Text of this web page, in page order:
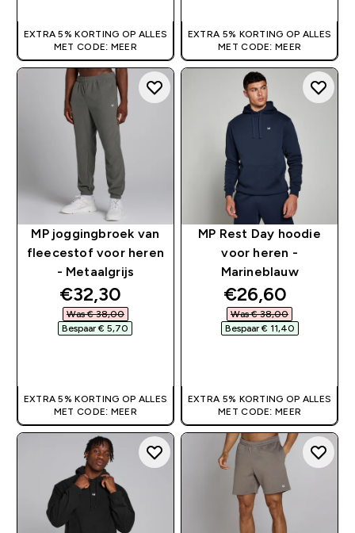
EXTRA 5% KORTING OP ALLES
MET CODE: MEER
EXTRA 5% KORTING OP ALLES
MET CODE: MEER
MP joggingbroek van
fleecestof voor heren
- Metaalgrijs
discounted price
€32,30‎
Was € 38,00‎
Bespaar € 5,70‎
EXTRA 5% KORTING OP ALLES
MET CODE: MEER
MP Rest Day hoodie
voor heren -
Marineblauw
discounted
€26,60‎
Was € 38,00‎
Bespaar € 11,40‎
EXTRA 5% KORTING OP ALLES
MET CODE: MEER